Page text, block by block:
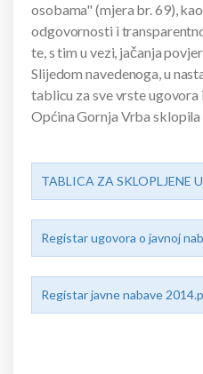
osobama" (mjera br. 69),
odgovornosti i
te, s tim u vezi, jačanja
Slijedom navedenoga, u
tablicu za sve vrste
Općina Gornja Vrba
TABLICA ZA SKLOPLJENE
Registar ugovora o javnoj
Registar javne nabave